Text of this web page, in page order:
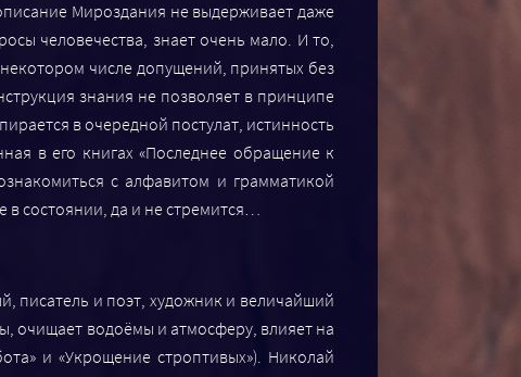
Мироздания не выдерживает даже
человечества, знает очень мало. И то,
числе допущений, принятых без
знания не позволяет в принципе
в очередной постулат, истинность
в его книгах «Последнее обращение к
с алфавитом и грамматикой
в состоянии, да и не стремится…
писатель и поэт, художник и величайший
очищает водоёмы и атмосферу, влияет на
и «Укрощение строптивых»). Николай